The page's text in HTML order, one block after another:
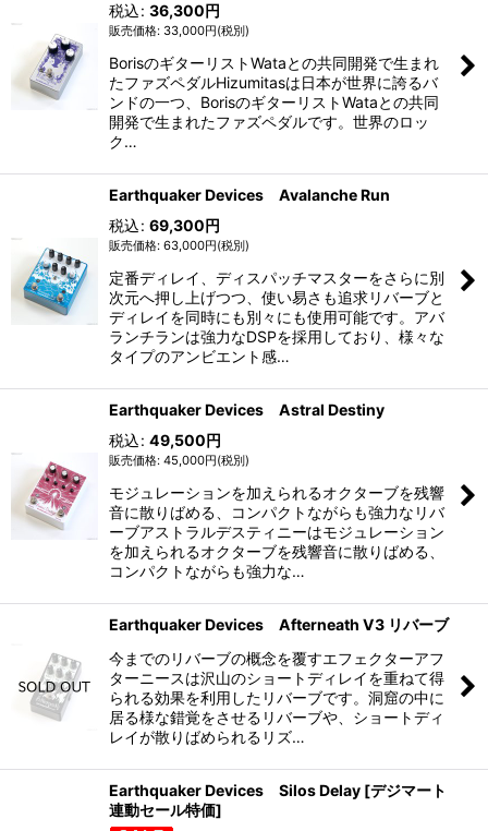
33,000円(税別)
税込: 36,300円
BorisのギターリストWataとの共同開発で生まれ
たファズペダルHizumitasは日本が世界に誇るバ
ンドの一つ、BorisのギターリストWataとの共同
開発で生まれたファズペダルです。世界のロッ
ク…
Earthquaker Devices Avalanche Run
63,000円(税別)
税込: 69,300円
定番ディレイ、ディスパッチマスターをさらに別
次元へ押し上げつつ、使い易さも追求リバーブと
ディレイを同時にも別々にも使用可能です。アバ
ランチランは強力なDSPを採用しており、様々な
タイプのアンビエント感…
Earthquaker Devices Astral Destiny
45,000円(税別)
税込: 49,500円
モジュレーションを加えられるオクターブを残響
音に散りばめる、コンパクトながらも強力なリバ
ーブアストラルデスティニーはモジュレーション
を加えられるオクターブを残響音に散りばめる、
コンパクトながらも強力な…
Earthquaker Devices Afterneath V3 リバーブ
今までのリバーブの概念を覆すエフェクターアフ
ターニースは沢山のショートディレイを重ねて得
られる効果を利用したリバーブです。洞窟の中に
居る様な錯覚をさせるリバーブや、ショートディ
レイが散りばめられるリズ…
Earthquaker Devices Silos Delay [デジマート
連動セール特価]